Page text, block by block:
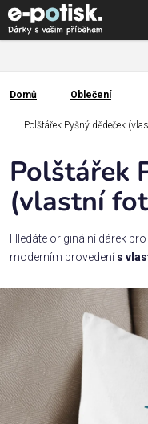
Přejít
na
obsah
Kategorie
Dárek
pro
Rodina
/
Povolání,
zájmy a
sport
Příležitosti
Domů
Domů Oblečení
Polštářek Pyšný dědeček
Polštářek
(vlastní
Hledáte originální dárek
moderním provedení s